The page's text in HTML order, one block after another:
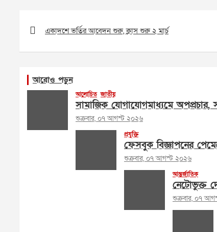
navigation
একাদশে ভর্তির আবেদন শুরু, ক্লাস শুরু ২ মার্চ
আরোও পড়ুন
আলোচিত জাতীয়
সামাজিক যোগাযোগমাধ্যমে
শুক্রবার, ০৭ আগস্ট ২০২৬
প্রযুক্তি
ফেসবুক বিজ্ঞাপনের
শুক্রবার, ০৭ আগস্ট ২০২৬
আন্তর্জাতিক
নেটোভুক্ত
শুক্রবার, ০৭